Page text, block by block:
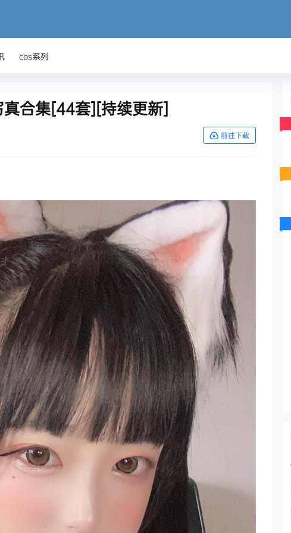
cos系列
合集[44套][持续更新]
前往下载